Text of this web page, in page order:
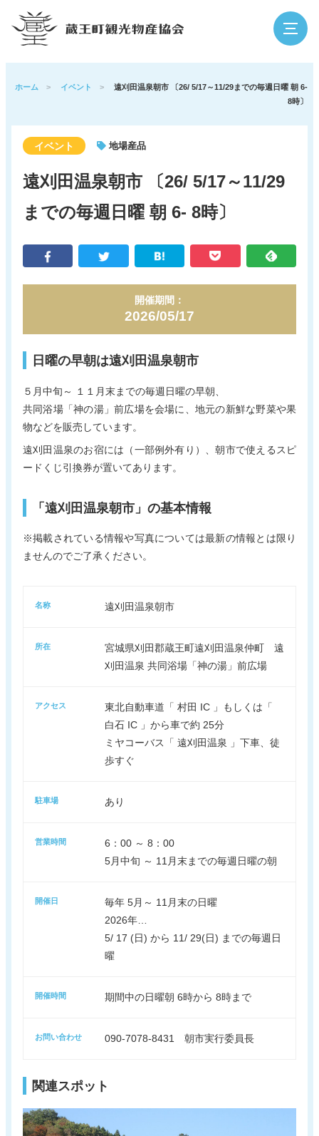
検索
蔵王の魅力
イベント 泊まる・温泉
アウトドア 寺社・歴史
新着情報 電子パンフレット
蔵王町観光物産協会について サイトポリシー
リンク集 お問い合わせ
ホーム > イベント > 遠刈田温泉朝市 〔26/ 5/17～11/29までの毎週日曜 朝 6-
8時〕
イベント 地場産品
遠刈田温泉朝市 〔26/ 5/17～11/29
までの毎週日曜 朝 6- 8時〕
開催期間：
2026/05/17
日曜の早朝は遠刈田温泉朝市
５月中旬～ １１月末までの毎週日曜の早朝、
共同浴場「神の湯」前広場を会場に、地元の新鮮な野菜や果
物などを販売しています。
遠刈田温泉のお宿には（一部例外有り）、朝市で使えるスピ
ードくじ引換券が置いてあります。
「遠刈田温泉朝市」の基本情報
※掲載されている情報や写真については最新の情報とは限り
ませんのでご了承ください。
名称 遠刈田温泉朝市
所在
宮城県刈田郡蔵王町遠刈田温泉仲町 遠
刈田温泉 共同浴場「神の湯」前広場
アクセス
東北自動車道「 村田 IC 」もしくは「
白石 IC 」から車で約 25分
ミヤコーバス「 遠刈田温泉 」下車、徒
歩すぐ
駐車場 あり
営業時間
6：00 ～ 8：00
5月中旬 ～ 11月末までの毎週日曜の朝
開催日
毎年 5月～ 11月末の日曜
2026年…
5/ 17 (日) から 11/ 29(日) までの毎週日
曜
開催時間 期間中の日曜朝 6時から 8時まで
お問い合わせ 090-7078-8431 朝市実行委員長
関連スポット